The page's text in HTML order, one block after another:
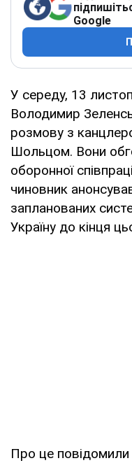
Google
У середу, 13
Володимир
розмову з
Шольцом. Вони
оборонної
чиновник
запланованих
Україну до кінця
Про це повідомили